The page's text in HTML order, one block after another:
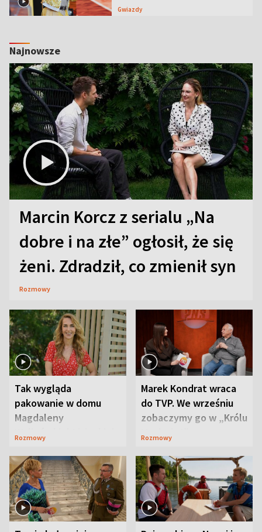
Gwiazdy
Najnowsze
Marcin Korcz z serialu „Na
dobre i na złe” ogłosił, że się
żeni. Zdradził, co zmienił syn
Rozmowy
Tak wygląda
pakowanie w domu
Magdaleny
Waligórskiej-Lisieckiej.
Rozmowy
Marek Kondrat wraca
do TVP. We wrześniu
zobaczymy go w „Królu
Maciusiu I”
Rozmowy